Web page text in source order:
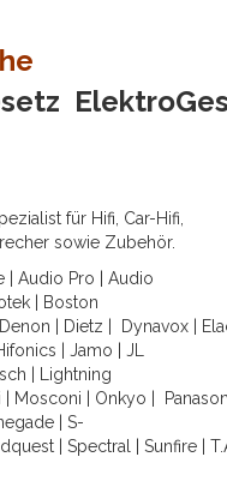
für Hifi, Car-Hifi,
sowie Zubehör.
| Audio Pro
Audio
Boston
Denon Dietz Dynavox
Jamo
JL
Lightning
Mosconi Onkyo
| S-
Spectral Sunfire